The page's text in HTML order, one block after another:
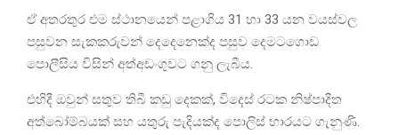
ඒ අතරතුර එම ස්ථානයෙන් පළාගිය 31 හා 33 යන වයස්වල
පසුවන සැකකරුවන් දෙදෙනෙක්ද පසුව දෙමටගොඩ
පොලීසිය විසින් අත්අඩංගුවට ගනු ලැබීය.
එහිදී ඔවුන් සතුව තිබී කඩු දෙකක්, විදෙස් රටක නිෂ්පාදිත
අත්බෝම්බයක් සහ යතුරු පැදියක්ද පොලිස් භාරයට ගැනුණි.